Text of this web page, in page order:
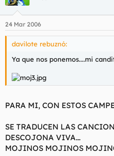
24 Mar 2006
davilote rebuznó:
Ya que nos ponemos....mi
PARA MI, CON ESTOS
SE TRADUCEN LAS
DESCOJONA VIVA...
MOJINOS MOJINOS